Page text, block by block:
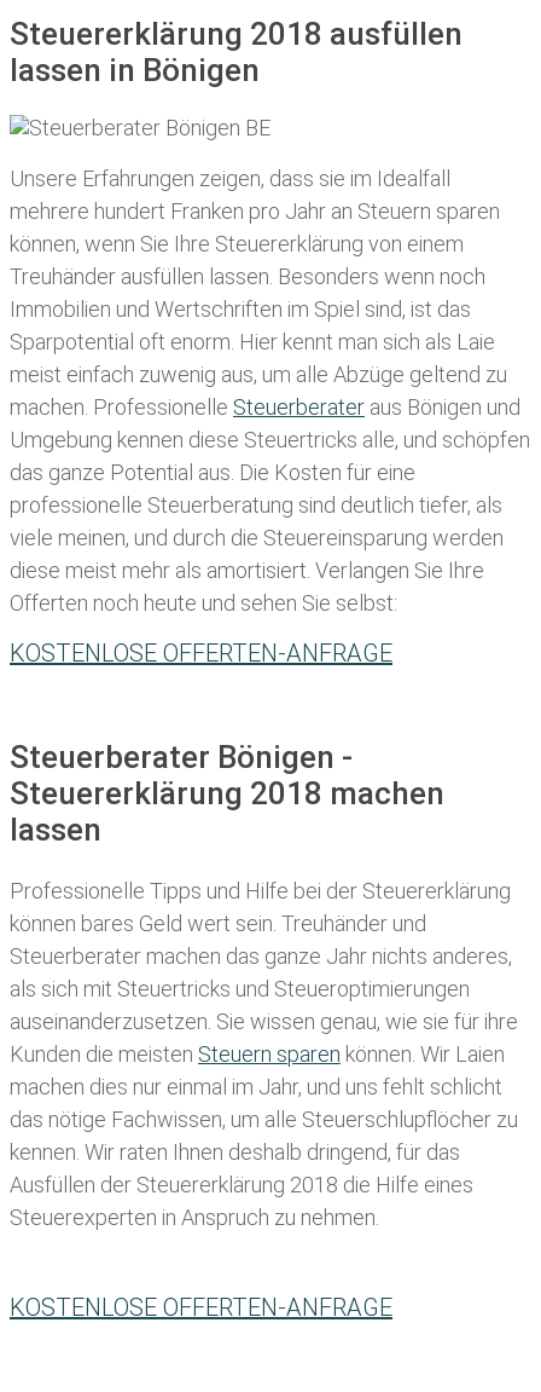
Steuererklärung 2018 ausfüllen
lassen in Bönigen
Unsere Erfahrungen zeigen, dass sie im Idealfall
mehrere hundert Franken pro Jahr an Steuern sparen
können, wenn Sie Ihre Steuererklärung von einem
Treuhänder ausfüllen lassen . Besonders wenn noch
Immobilien und Wertschriften im Spiel sind, ist das
Sparpotential oft enorm. Hier kennt man sich als Laie
meist einfach zuwenig aus, um alle Abzüge geltend zu
machen. Professionelle Steuerberater aus Bönigen und
Umgebung kennen diese Steuertricks alle, und schöpfen
das ganze Potential aus. Die Kosten für eine
professionelle Steuerberatung sind deutlich tiefer, als
viele meinen, und durch die Steuereinsparung werden
diese meist mehr als amortisiert. Verlangen Sie Ihre
Offerten noch heute und sehen Sie selbst:
KOSTENLOSE OFFERTEN-ANFRAGE
Steuerberater Bönigen -
Steuererklärung 2018 machen
lassen
Professionelle Tipps und Hilfe bei der Steuererklärung
können bares Geld wert sein. Treuhänder und
Steuerberater machen das ganze Jahr nichts anderes,
als sich mit Steuertricks und Steueroptimierungen
auseinanderzusetzen. Sie wissen genau, wie sie für ihre
Kunden die meisten Steuern sparen können. Wir Laien
machen dies nur einmal im Jahr, und uns fehlt schlicht
das nötige Fachwissen, um alle Steuerschlupflöcher zu
kennen. Wir raten Ihnen deshalb dringend, für das
Ausfüllen der Steuererklärung 2018 die Hilfe eines
Steuerexperten in Anspruch zu nehmen.
KOSTENLOSE OFFERTEN-ANFRAGE